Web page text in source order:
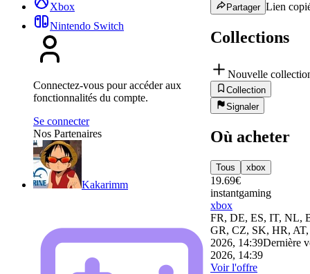
Xbox
Nintendo Switch
Connectez-vous pour accéder aux
fonctionnalités du compte.
Se connecter
Nos Partenaires
Kakarimm
Partager Lien
Collections
Nouvelle
Collection
Signaler
Où acheter
Tous xbox
19.69€
instantgaming
xbox
FR, DE, ES, IT, NL,
GR, CZ, SK, HR,
2026, 14:39Dernière
2026, 14:39
Voir l'offre